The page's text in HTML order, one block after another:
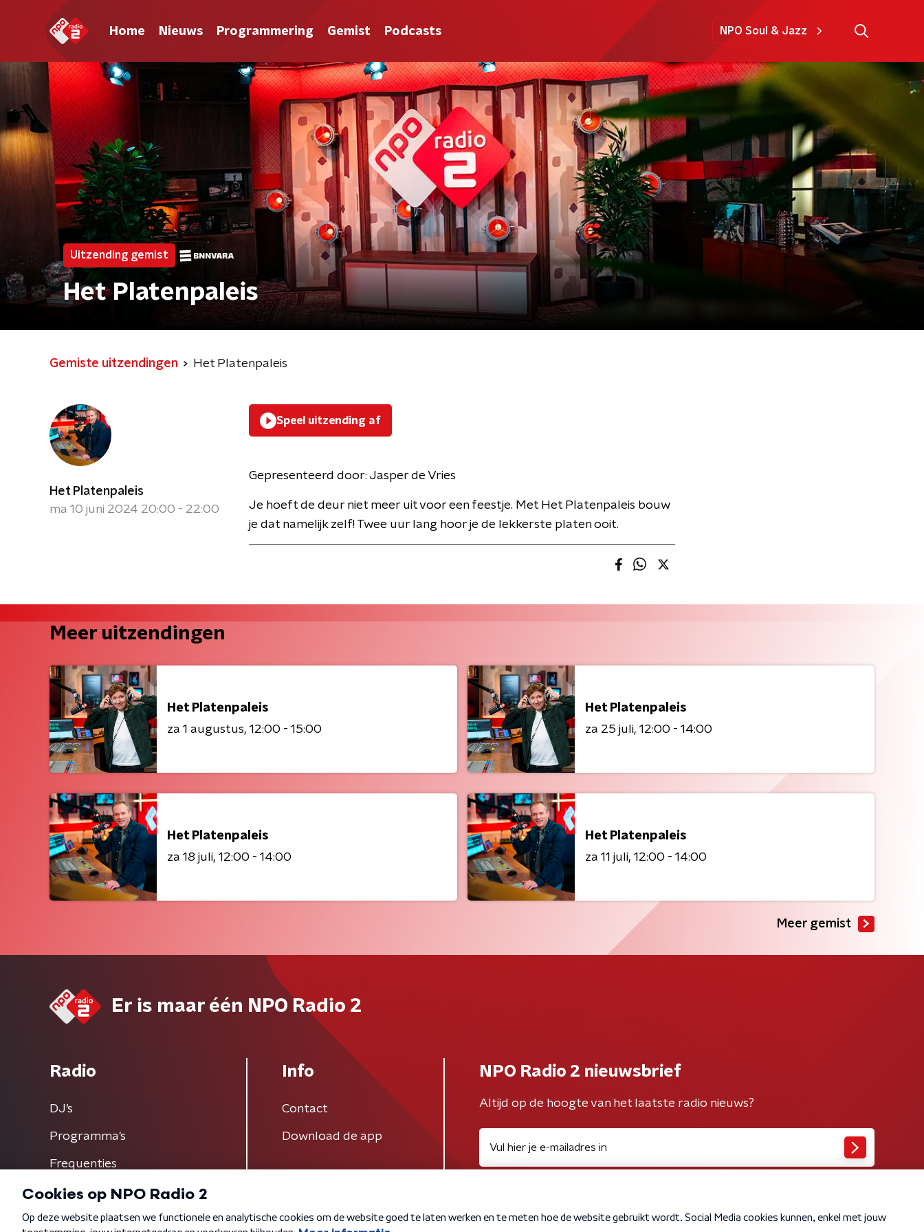
Home Nieuws Programmering Gemist Podcasts NPO Soul & Jazz
Uitzending gemist
Het Platenpaleis
Gemiste uitzendingen Het Platenpaleis
Het Platenpaleis
ma 10 juni 2024 20:00 - 22:00
Speel uitzending af
Gepresenteerd door: Jasper de Vries
Je hoeft de deur niet meer uit voor een feestje. Met Het Platenpaleis bouw
je dat namelijk zelf! Twee uur lang hoor je de lekkerste platen ooit.
Meer uitzendingen
Het Platenpaleis
za 1 augustus 12:00 - 15:00
Het Platenpaleis
za 25 juli 12:00 - 14:00
Het Platenpaleis
za 18 juli 12:00 - 14:00
Het Platenpaleis
za 11 juli 12:00 - 14:00
Meer gemist
Er is maar één NPO Radio 2
Radio
DJ’s
Programma's
Frequenties
Info
Contact
Download de app
NPO Radio 2 nieuwsbrief
Altijd op de hoogte van het laatste radio nieuws?